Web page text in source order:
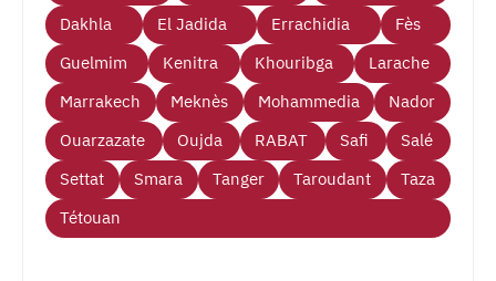
Dakhla
El Jadida Errachidia
Fès
Guelmim
Kenitra Khouribga
Larache
Marrakech
Meknès Mohammedia
Nador
Ouarzazate
Oujda RABAT Safi
Salé
Settat
Smara Tanger Taroudant
Taza
Tétouan